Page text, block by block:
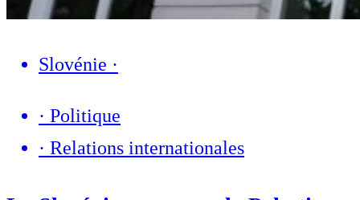
Slovénie ·
· Politique
· Relations internationales